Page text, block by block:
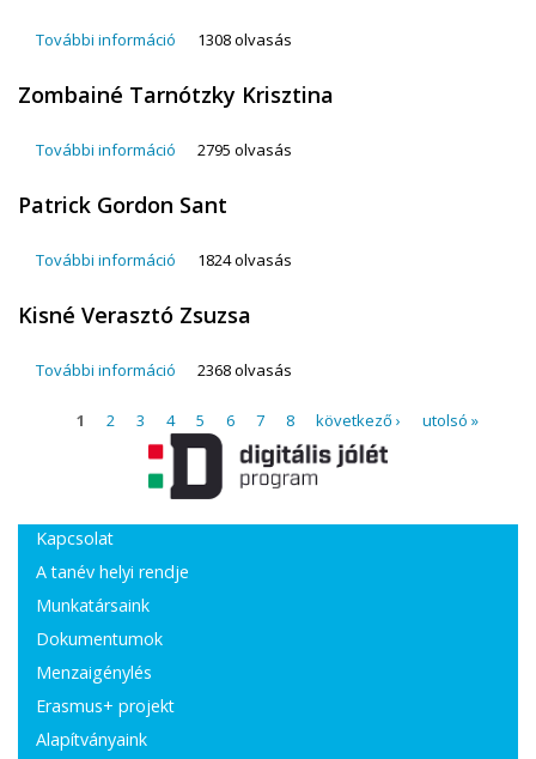
További információ Leiszt Mariann Erzsébet tartalommal
1308 olvasás
Zombainé Tarnótzky Krisztina
További információ Zombainé Tarnótzky Krisztina tartalommal
2795 olvasás
Patrick Gordon Sant
További információ Patrick Gordon Sant tartalommal kapcsolatosan
1824 olvasás
Kisné Verasztó Zsuzsa
További információ Kisné Verasztó Zsuzsa tartalommal
2368 olvasás
Oldalak
1 2 3 4 5 6 7 8 következő › utolsó »
Kapcsolat
A tanév helyi rendje
Munkatársaink
Dokumentumok
Menzaigénylés
Erasmus+ projekt
Alapítványaink